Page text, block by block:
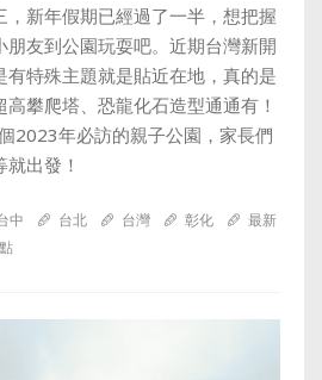
新年假期已經過了一半，想把握
友到公園玩耍吧。近期台灣新開
特殊主題就是貼近在地，真的是
攀爬塔、恐龍化石造型通通有！
2023年必訪的親子公園，家長們
出發！
中 台北 台灣 彰化
最新